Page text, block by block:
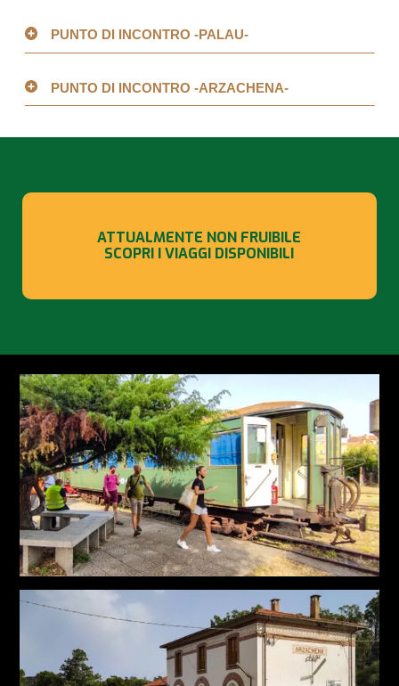
PUNTO DI INCONTRO -PALAU-
PUNTO DI INCONTRO -ARZACHENA-
ATTUALMENTE NON FRUIBILE
SCOPRI I VIAGGI DISPONIBILI